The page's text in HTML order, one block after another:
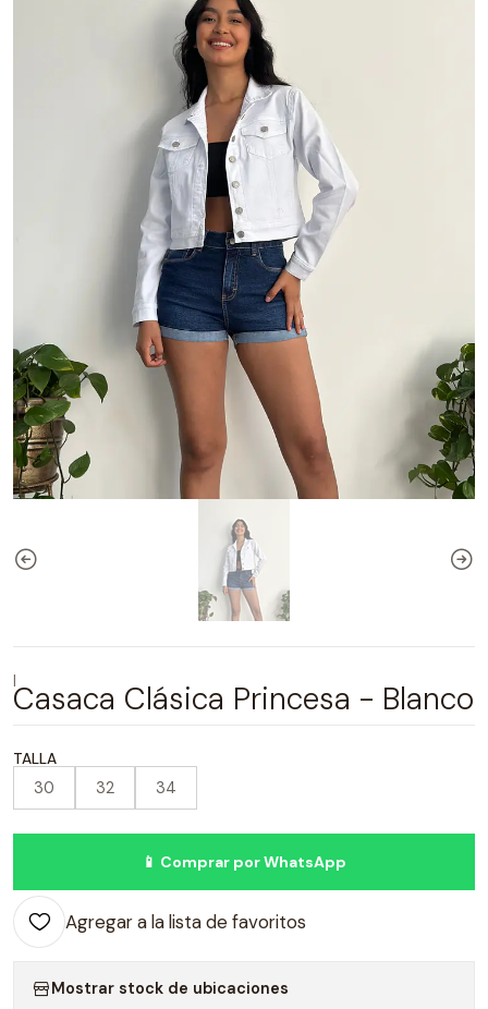
|Casaca Clásica Princesa - Blanco
TALLA
30 32 34
📱 Comprar por WhatsApp
Agregar a la lista de favoritos
Mostrar stock de ubicaciones